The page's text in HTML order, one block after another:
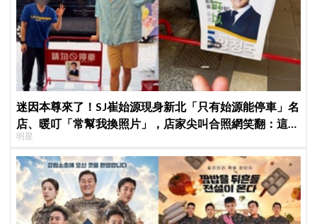
迷因本尊來了！SJ崔始源現身新北「只有始源能停車」名
店、暖叮「常幫我換照片」，店家尖叫合照網笑翻：這輩
子不能脫粉了
明星